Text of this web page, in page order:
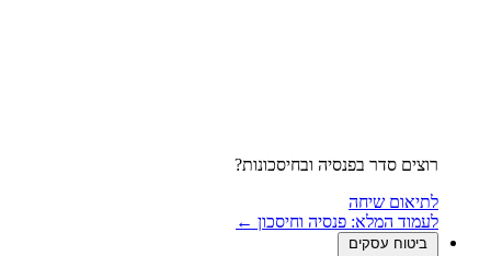
רוצים סדר בפנסיה ובחיסכונות?
לתיאום שיחה
לעמוד המלא: פנסיה וחיסכון ←
ביטוח עסקים